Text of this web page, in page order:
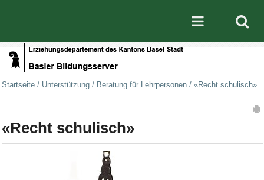
Mobile
Startseite / Unterstützung / Beratung für Lehrpersonen / «Recht schulisch»
«Recht schulisch»